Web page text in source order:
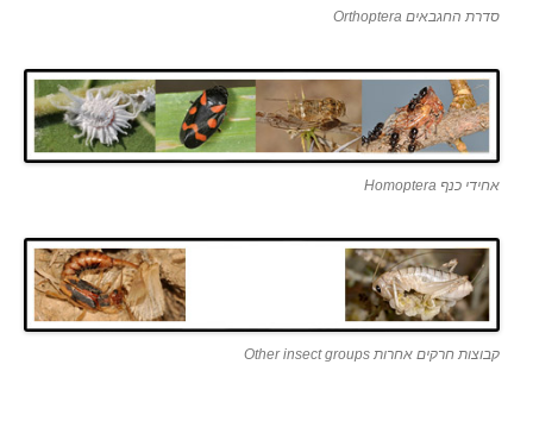
סדרת החגבאים Orthoptera
אחידי כנף Homoptera
קבוצות חרקים אחרות Other insect groups